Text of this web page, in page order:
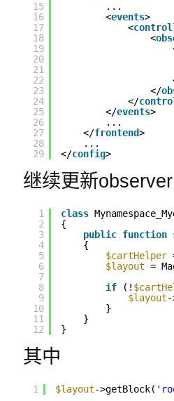
15
16
17
18
19
20
21
22
23
24
25
26
27
28
29
...
<events>
<
<
</
</
</events>
...
</frontend>
...
</config>
继续更新
1
2
3
4
5
6
7
8
9
10
11
12
class
{
public function
{
$cartHelper
$layout =
if
(!
$layout-
}
}
}
其中
1 $layout->getBlock(